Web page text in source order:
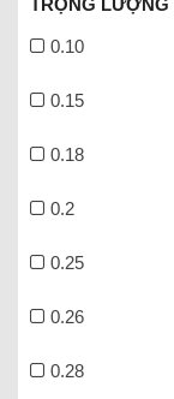
TRỌNG
0.10
0.15
0.18
0.2
0.25
0.26
0.28